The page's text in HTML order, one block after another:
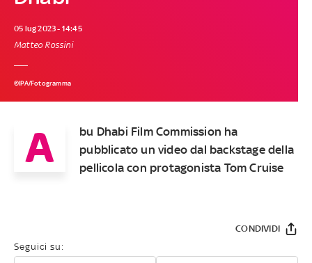
05 lug 2023 - 14:45
Matteo Rossini
©IPA/Fotogramma
A
bu Dhabi Film Commission ha
pubblicato un video dal backstage della
pellicola con protagonista Tom Cruise
Seguici su:
CONDIVIDI